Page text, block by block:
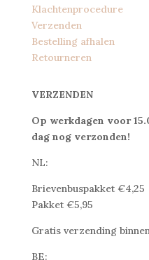
Klachtenprocedure
Verzenden
Bestelling afhalen
Retourneren
VERZENDEN
Op werkdagen voor
dag nog verzonden!
NL:
Brievenbuspakket €4,25
Pakket €5,95
Gratis verzending
BE: